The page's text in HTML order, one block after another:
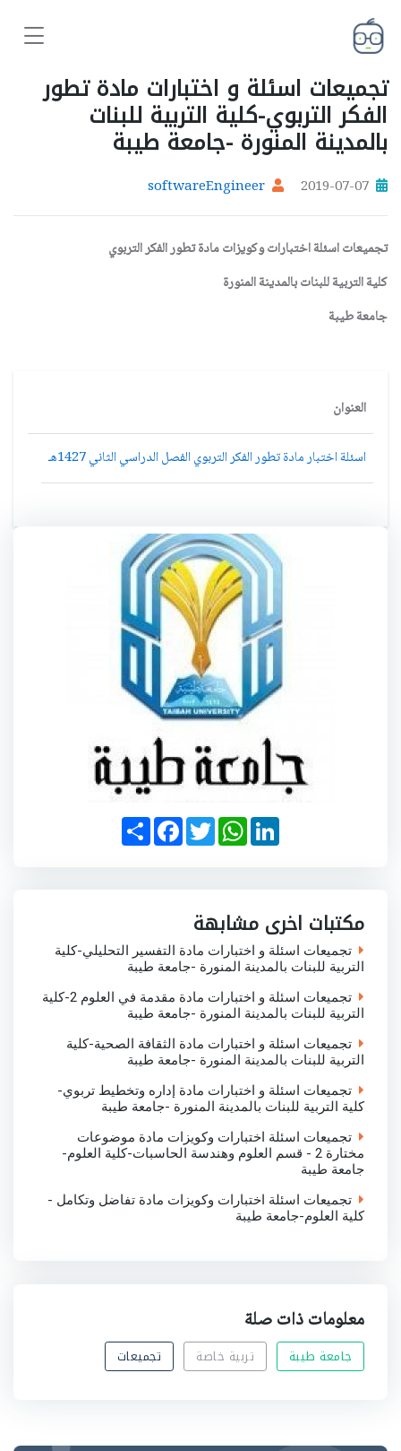
تجميعات اسئلة و اختبارات مادة تطور
الفكر التربوي-كلية التربية للبنات
بالمدينة المنورة -جامعة طيبة
2019-07-07
softwareEngineer
تجميعات اسئلة اختبارات وكويزات مادة تطور الفكر التربوي
كلية التربية للبنات بالمدينة المنورة
جامعة طيبة
العنوان
اسئلة اختبار مادة تطور الفكر التربوي الفصل الدراسي الثاني 1427هـ
S
h
a
F
a
c
T
w
i
W
h
a
p
p
L
i
n
n
مكتبات اخرى مشابهة
تجميعات اسئلة و اختبارات مادة التفسير التحليلي-كلية
التربية للبنات بالمدينة المنورة -جامعة طيبة
تجميعات اسئلة و اختبارات مادة مقدمة في العلوم 2-كلية
التربية للبنات بالمدينة المنورة -جامعة طيبة
تجميعات اسئلة و اختبارات مادة الثقافة الصحية-كلية
التربية للبنات بالمدينة المنورة -جامعة طيبة
تجميعات اسئلة و اختبارات مادة إداره وتخطيط تربوي-
كلية التربية للبنات بالمدينة المنورة -جامعة طيبة
تجميعات اسئلة اختبارات وكويزات مادة موضوعات
مختارة 2 - قسم العلوم وهندسة الحاسبات-كلية العلوم-
جامعة طيبة
تجميعات اسئلة اختبارات وكويزات مادة تفاضل وتكامل -
كلية العلوم-جامعة طيبة
معلومات ذات صلة
جامعة طيبة تربية خاصة تجميعات